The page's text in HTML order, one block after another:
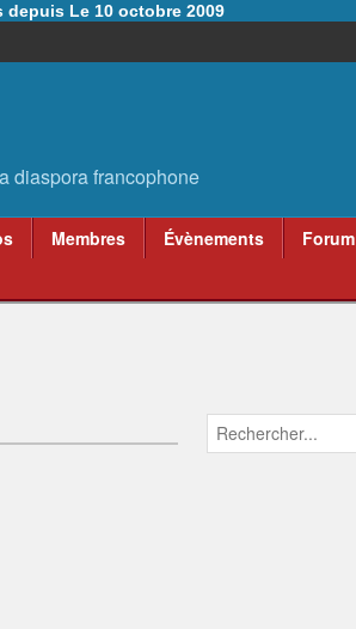
Le 10 octobre 2009
Membres Évènements Forum